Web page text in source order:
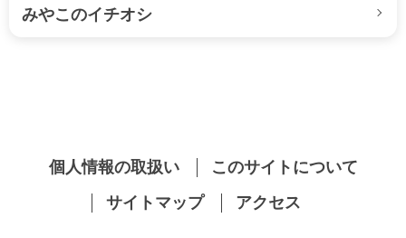
みやこのイチオシ
個人情報の取扱い
このサイトについて
サイトマップ
アクセス